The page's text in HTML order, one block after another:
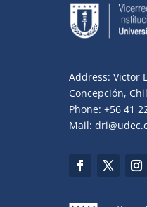
Address: Victor
Concepción,
Phone: +56 41
Mail: